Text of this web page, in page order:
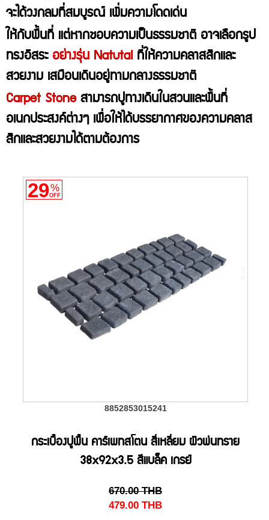
จะได้วงกลมที่สมบูรณ์ เพิ่มความโดดเด่น
ให้กับพื้นที่ แต่หากชอบความเป็นธรรมชาติ อาจเลือกรูป
ทรงอิสระ อย่างรุ่น Natutal ที่ให้ความคลาสสิกและ
สวยงาม เสมือนเดินอยู่ทามกลางธรรมชาติ
Carpet Stone สามารถปูทางเดินในสวนและพื้นที่
อเนกประสงค์ต่างๆ เพื่อให้ได้บรรยากาศของความคลาส
สิกและสวยงามได้ตามต้องการ
29%
OFF
8852853015241
กระเบื้องปูพื้น คาร์เพทสโตน สี่เหลี่ยม ผิวพ่นทราย
38x92x3.5 สีแบล็ค เกรย์
670.00 THB
479.00 THB